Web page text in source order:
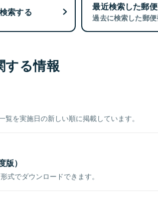
索する 最近検索した郵
過去に検索した郵便
する情報
を実施日の新しい順に掲載しています。
）
式でダウンロードできます。